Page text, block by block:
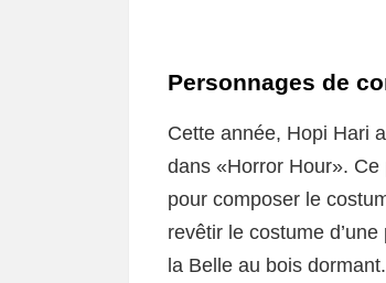
Personnages de
Cette année, Hopi Hari
dans «Horror Hour». Ce
pour composer le
revêtir le costume
la Belle au bois dormant.